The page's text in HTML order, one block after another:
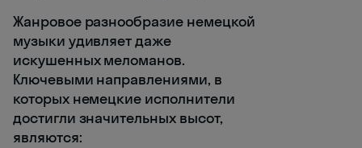
Жанровое разнообразие немецкой
музыки удивляет даже
искушенных меломанов.
Ключевыми направлениями, в
которых немецкие исполнители
достигли значительных высот,
являются: